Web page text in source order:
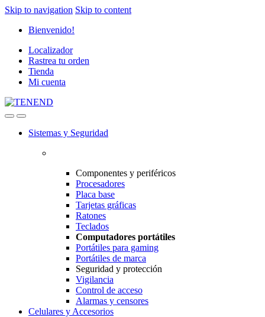
Skip to navigation Skip to content
Bienvenido!
Localizador
Rastrea tu orden
Tienda
Mi cuenta
Sistemas y Seguridad
Componentes y periféricos
Procesadores
Placa base
Tarjetas gráficas
Ratones
Teclados
Computadores portátiles
Portátiles para gaming
Portátiles de marca
Seguridad y protección
Vigilancia
Control de acceso
Alarmas y censores
Celulares y Accesorios